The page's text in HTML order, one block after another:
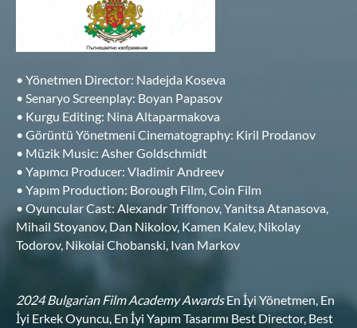
• Yönetmen Director: Nadejda Koseva
• Senaryo Screenplay: Boyan Papasov
• Kurgu Editing: Nina Altaparmakova
• Görüntü Yönetmeni Cinematography: Kiril Prodanov
• Müzik Music: Asher Goldschmidt
• Yapımcı Producer: Vladimir Andreev
• Yapım Production: Borough Film, Coin Film
• Oyuncular Cast: Alexandr Triffonov, Yanitsa Atanasova,
Mihail Stoyanov, Dan Nikolov, Kamen Kalev, Nikolay
Todorov, Nikolai Chobanski, Ivan Markov
2024 Bulgarian Film Academy AwardsEn İyi Yönetmen, En
İyi Erkek Oyuncu, En İyi Yapım Tasarımı Best Director, Best